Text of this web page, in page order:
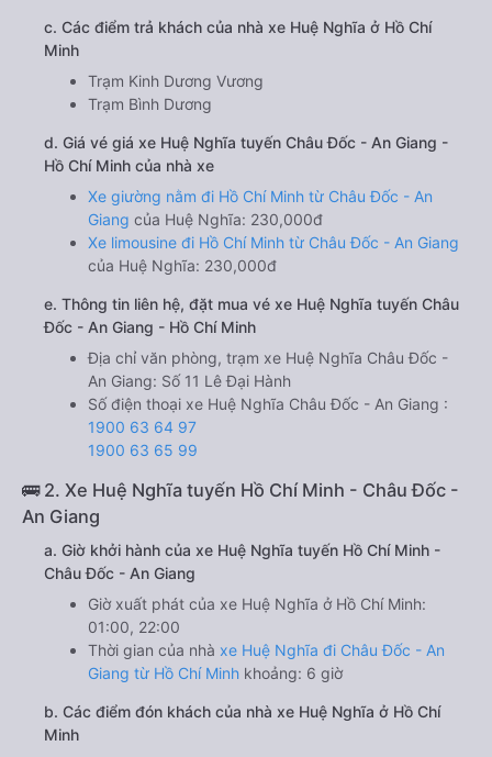
c. Các điểm trả khách của nhà xe Huệ Nghĩa ở Hồ Chí
Minh
Trạm Kinh Dương Vương
Trạm Bình Dương
d. Giá vé giá xe Huệ Nghĩa tuyến Châu Đốc - An Giang -
Hồ Chí Minh của nhà xe
Xe giường nằm đi Hồ Chí Minh từ Châu Đốc - An
Giang của Huệ Nghĩa: 230,000đ
Xe limousine đi Hồ Chí Minh từ Châu Đốc - An Giang
của Huệ Nghĩa: 230,000đ
e. Thông tin liên hệ, đặt mua vé xe Huệ Nghĩa tuyến Châu
Đốc - An Giang - Hồ Chí Minh
Địa chỉ văn phòng, trạm xe Huệ Nghĩa Châu Đốc -
An Giang: Số 11 Lê Đại Hành
Số điện thoại xe Huệ Nghĩa Châu Đốc - An Giang :
1900 63 64 97
1900 63 65 99
🚌 2. Xe Huệ Nghĩa tuyến Hồ Chí Minh - Châu Đốc -
An Giang
a. Giờ khởi hành của xe Huệ Nghĩa tuyến Hồ Chí Minh -
Châu Đốc - An Giang
Giờ xuất phát của xe Huệ Nghĩa ở Hồ Chí Minh:
01:00, 22:00
Thời gian của nhà xe Huệ Nghĩa đi Châu Đốc - An
Giang từ Hồ Chí Minh khoảng: 6 giờ
b. Các điểm đón khách của nhà xe Huệ Nghĩa ở Hồ Chí
Minh